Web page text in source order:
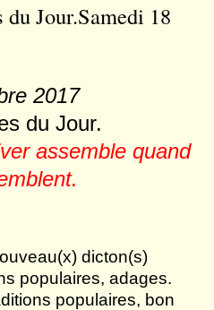
Jour.Samedi 18
2017
du Jour.
assemble quand
dicton(s)
populaires, adages.
populaires, bon